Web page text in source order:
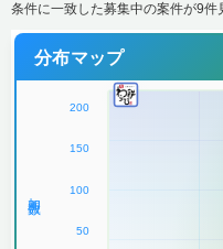
条件に一致した募集中の案件が9件
分布マップ
200
150
100
50